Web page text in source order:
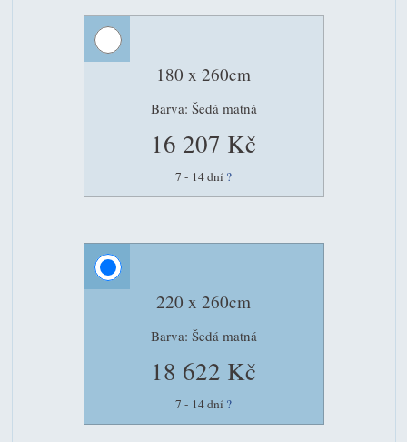
180 x 260cm
Barva: Šedá matná
16 207 Kč
7 - 14 dní ?
220 x 260cm
Barva: Šedá matná
18 622 Kč
7 - 14 dní ?